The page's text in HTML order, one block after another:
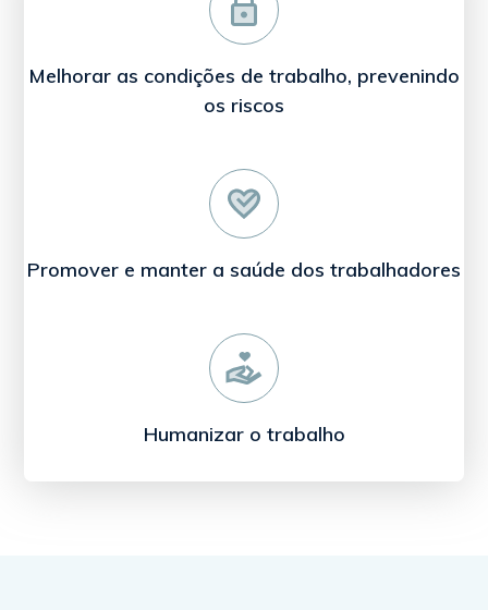
Melhorar as condições de trabalho, prevenindo
os riscos
Promover e manter a saúde dos trabalhadores
Humanizar o trabalho